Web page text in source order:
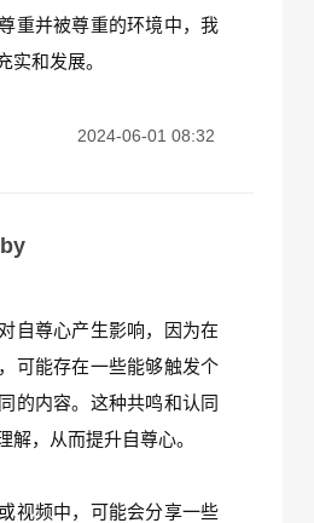
重并被尊重的环境中，我
实和发展。
2024-06-01 08:32
自尊心产生影响，因为在
可能存在一些能够触发个
的内容。这种共鸣和认同
解，从而提升自尊心。
视频中，可能会分享一些